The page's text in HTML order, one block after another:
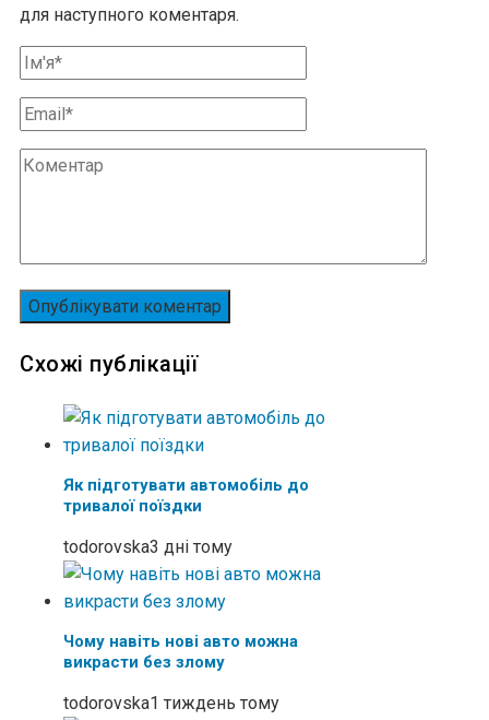
для наступного коментаря.
Схожі публікації
Як підготувати автомобіль до
тривалої поїздки
todorovska3 дні тому
Чому навіть нові авто можна
викрасти без злому
todorovska1 тиждень тому